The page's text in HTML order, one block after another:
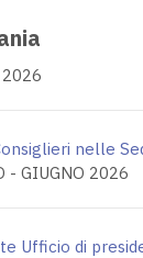
2026
nelle
- GIUGNO 2026
Ufficio di